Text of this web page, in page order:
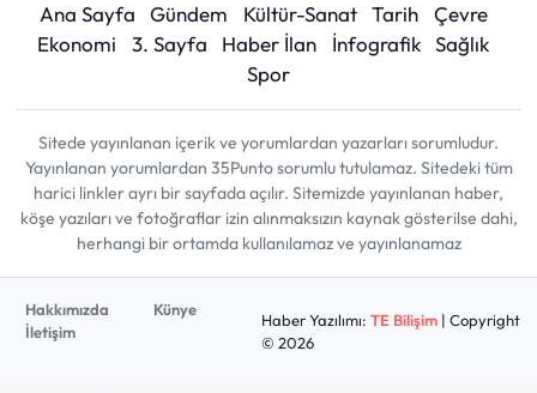
Ana Sayfa Gündem Kültür-Sanat Tarih
Çevre
Ekonomi
3. Sayfa Haber İlan İnfografik Sağlık
Spor
Sitede yayınlanan içerik ve yorumlardan yazarları sorumludur.
Yayınlanan yorumlardan 35Punto sorumlu tutulamaz. Sitedeki tüm
harici linkler ayrı bir sayfada açılır. Sitemizde yayınlanan haber,
köşe yazıları ve fotoğraflar izin alınmaksızın kaynak gösterilse dahi,
herhangi bir ortamda kullanılamaz ve yayınlanamaz
Hakkımızda
Künye
İletişim
Haber Yazılımı: TE Bilişim| Copyright
© 2026